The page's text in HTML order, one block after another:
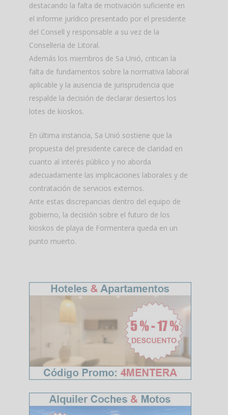
destacando la falta de motivación suficiente en
el informe jurídico presentado por el presidente
del Consell y responsable a su vez de la
Conselleria de Litoral.
Además los miembros de Sa Unió, critican la
falta de fundamentos sobre la normativa laboral
aplicable y la ausencia de jurisprudencia que
respalde la decisión de declarar desiertos los
lotes de kioskos.
En última instancia, Sa Unió sostiene que la
propuesta del presidente carece de claridad en
cuanto al interés público y no aborda
adecuadamente las implicaciones laborales y de
contratación de servicios externos.
Ante estas discrepancias dentro del equipo de
gobierno, la decisión sobre el futuro de los
kioskos de playa de Formentera queda en un
punto muerto.